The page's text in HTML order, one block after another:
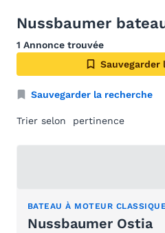
Nussbaumer
1 Annonce trouvée
Sauvegarder
Sauvegarder la recherche
Trier selon
BATEAU À MOTEUR
Nussbaumer Ostia